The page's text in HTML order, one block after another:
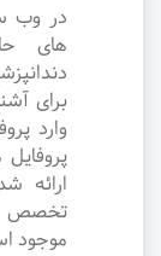
در وب
های
برای
وارد
ارائه
تخصص
موجود